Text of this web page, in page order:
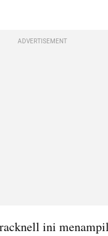
ADVERTISEMENT
ini